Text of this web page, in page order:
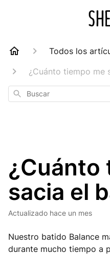
Todos los
¿Cuánto tiempo me
Buscar
¿Cuánto
sacia el
Actualizado hace un mes
Nuestro batido Balance
durante mucho tiempo a